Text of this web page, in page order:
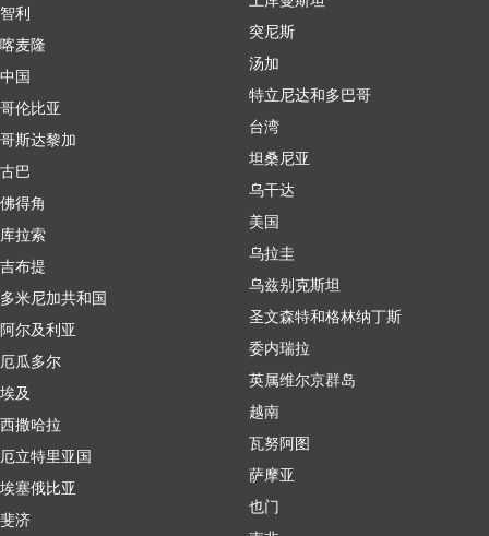
智利
喀麦隆
中国
哥伦比亚
哥斯达黎加
古巴
佛得角
库拉索
吉布提
多米尼加共和国
阿尔及利亚
厄瓜多尔
埃及
西撒哈拉
厄立特里亚国
埃塞俄比亚
斐济
突尼斯
汤加
特立尼达和多巴哥
台湾
坦桑尼亚
乌干达
美国
乌拉圭
乌兹别克斯坦
圣文森特和格林纳丁斯
委内瑞拉
英属维尔京群岛
越南
瓦努阿图
萨摩亚
也门